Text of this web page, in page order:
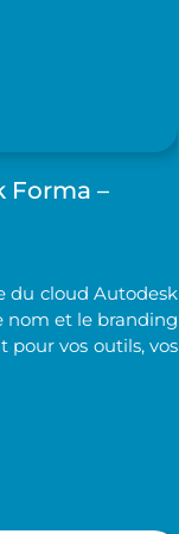
Forma –
du cloud Autodesk
nom et le branding
pour vos outils, vos